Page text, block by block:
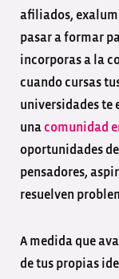
afiliados,
pasar a formar
incorporas a la
cuando cursas
universidades te
unacomunidad
oportunidades
pensadores,
resuelven
A medida que
de tus propias